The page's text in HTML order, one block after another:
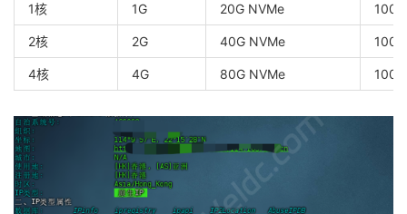
1核 1G 20G NVMe
2核 2G 40G NVMe
4核 4G 80G NVMe